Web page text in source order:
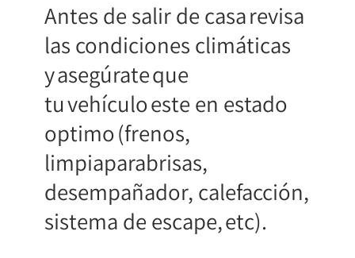
Antes de salir de casa revisa
las condiciones climáticas
y asegúrate que
tu vehículo este en estado
optimo (frenos,
limpiaparabrisas,
desempañador, calefacción,
sistema de escape, etc).